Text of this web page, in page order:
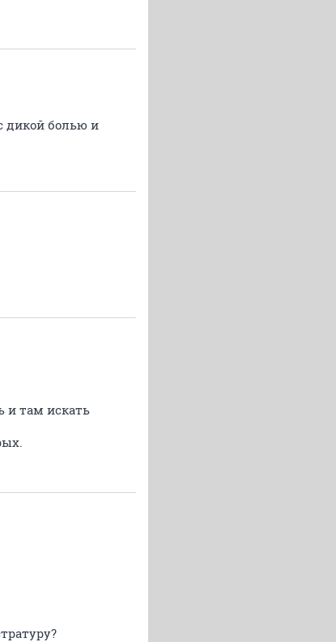
дикой болью и
и там искать